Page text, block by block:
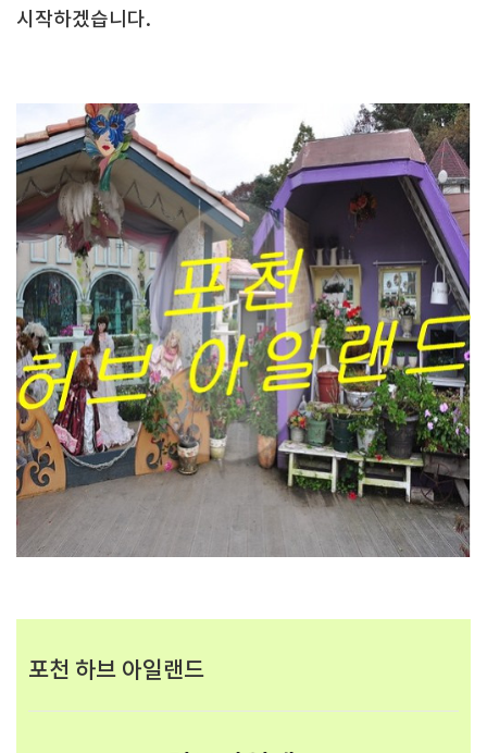
시작하겠습니다.
포천 하브 아일랜드